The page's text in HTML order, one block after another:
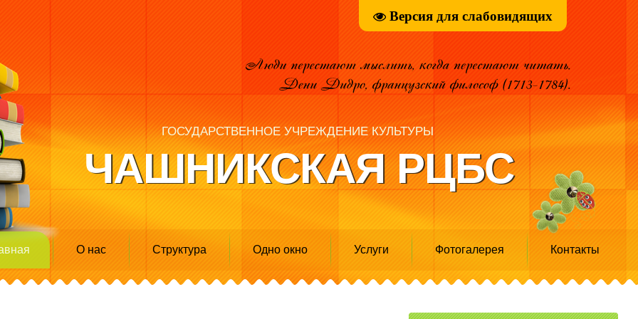
Версия для слабовидящих
ЧАШНИКСКАЯ РЦБС
ГОСУДАРСТВЕННОЕ УЧРЕЖДЕНИЕ КУЛЬТУРЫ
О нас Структура Одно окно Услуги Фотогалерея Контакты